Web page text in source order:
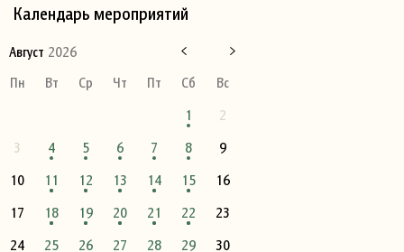
Календарь мероприятий
Август 2026
Пн
Вт Ср Чт Пт Сб
Вс
1
2
3
4 5 6 7 8
9
10
11 12 13 14 15
16
17
18 19 20 21 22
23
24
25 26 27 28 29
30